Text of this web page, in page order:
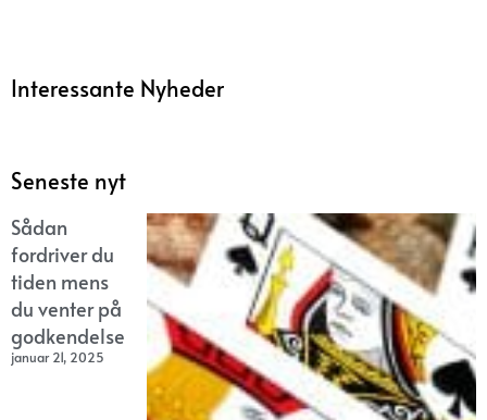
Interessante Nyheder
Seneste nyt
Sådan
fordriver du
tiden mens
du venter på
godkendelse
januar 21, 2025